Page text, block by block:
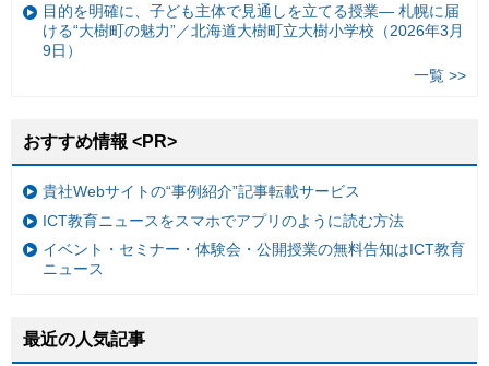
目的を明確に、子ども主体で見通しを立てる授業— 札幌に届
ける“大樹町の魅力”／北海道大樹町立大樹小学校（2026年3月
9日）
一覧 >>
おすすめ情報 <PR>
貴社Webサイトの“事例紹介”記事転載サービス
ICT教育ニュースをスマホでアプリのように読む方法
イベント・セミナー・体験会・公開授業の無料告知はICT教育
ニュース
最近の人気記事